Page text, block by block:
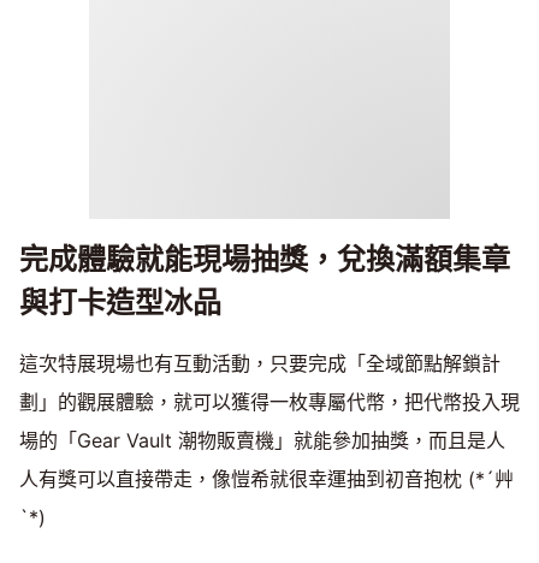
完成體驗就能現場抽獎，兌換滿額集章
與打卡造型冰品
這次特展現場也有互動活動，只要完成「全域節點解鎖計
劃」的觀展體驗，就可以獲得一枚專屬代幣，把代幣投入現
場的「Gear Vault 潮物販賣機」就能參加抽獎，而且是人
人有獎可以直接帶走，像愷希就很幸運抽到初音抱枕 (*´艸
`*)